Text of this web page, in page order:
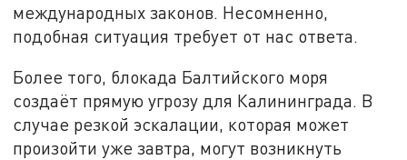
международных законов. Несомненно,
подобная ситуация требует от нас ответа.
Более того, блокада Балтийского моря
создаёт прямую угрозу для Калининграда. В
случае резкой эскалации, которая может
произойти уже завтра, могут возникнуть